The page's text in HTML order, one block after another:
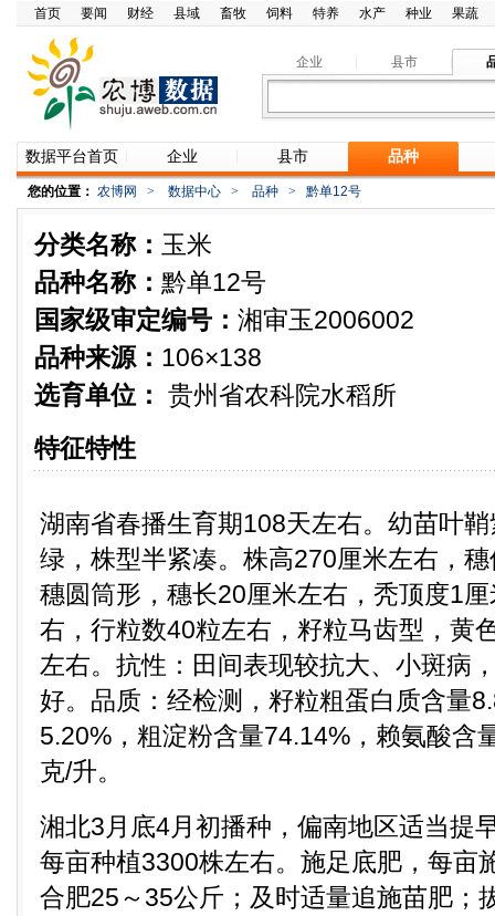
首页 要闻 财经 县域 畜牧 饲料 特养 水产 种业 果蔬
企业 县市
数据平台首页 企业 县市 品种
您的位置： 农博网 > 数据中心 > 品种 > 黔单12号
分类名称： 玉米
品种名称： 黔单12号
国家级审定编号： 湘审玉2006002
品种来源： 106×138
选育单位： 贵州省农科院水稻所
特征特性
湖南省春播生育期108天左右。幼苗叶
绿，株型半紧凑。株高270厘米左右，
穗圆筒形，穗长20厘米左右，秃顶度1
右，行粒数40粒左右，籽粒马齿型，黄
左右。抗性：田间表现较抗大、小斑病
好。品质：经检测，籽粒粗蛋白质含量
5.20%，粗淀粉含量74.14%，赖氨酸含
克/升。
湘北3月底4月初播种，偏南地区适当提
每亩种植3300株左右。施足底肥，每亩
合肥25～35公斤；及时适量追施苗肥；